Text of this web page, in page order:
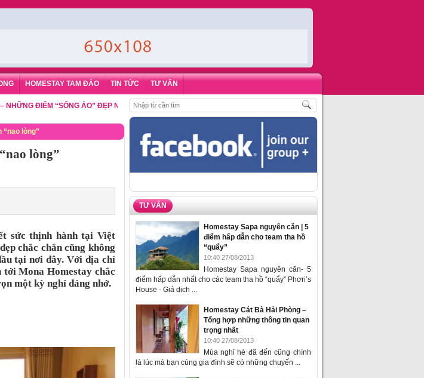
HOMESTAY TAM ĐẢO TIN TỨC TƯ VẤN
“SỐNG ẢO” ĐẸP NHẤT CHO DU KHÁCH ,ĐẶT PHÒNG HOMESTAY BIỂN HẠ LONG – 5 ĐỊA ĐIỂM ĐƯỢC LÒNG DU
lòng”
lòng”
sức thịnh hành tại Việt
chắc chắn cũng không
tại nơi đây. Với địa chỉ
tới Mona Homestay chắc
một kỳ nghỉ đáng nhớ.
TƯ VẤN
Homestay Sapa nguyên căn | 5
điểm hấp dẫn cho team tha hồ
“quẩy”
10:40 27/08/2013
Homestay Sapa nguyên căn- 5
điểm hấp dẫn nhất cho các team tha hồ “quẩy” Phơri’s
House - Giá dịch ...
Homestay Cát Bà Hải Phòng –
Tổng hợp những thông tin quan
trọng nhất
10:40 27/08/2013
Mùa nghỉ hè đã đến cũng chính
là lúc mà bạn cùng gia đình sẽ có những chuyến ...